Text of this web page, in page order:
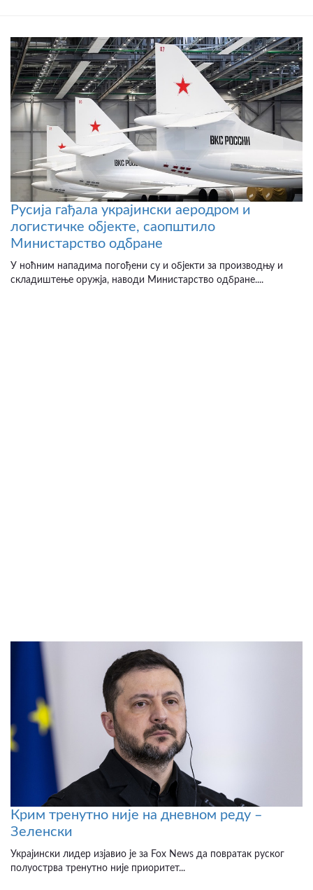
Русија гађала украјински аеродром и
логистичке објекте, саопштило
Министарство одбране
У ноћним нападима погођени су и објекти за производњу и
складиштење оружја, наводи Министарство одбране....
Крим тренутно није на дневном реду –
Зеленски
Украјински лидер изјавио је за Fox News да повратак руског
полуострва тренутно није приоритет...